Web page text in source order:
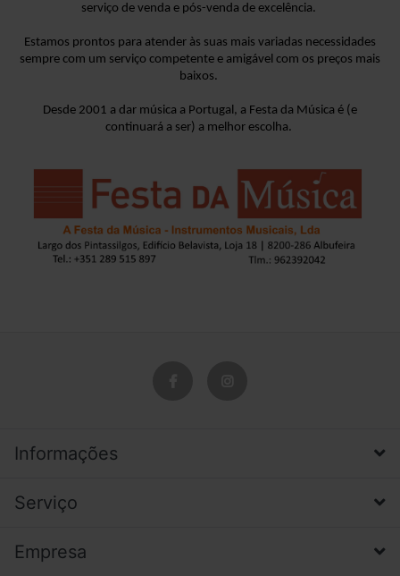
serviço de venda e pós-venda de excelência.
Estamos prontos para atender às suas mais variadas necessidades
sempre com um serviço competente e amigável com os preços mais
baixos.
Desde 2001 a dar música a Portugal, a Festa da Música é (e
continuará a ser) a melhor escolha.
Informações
Serviço
Empresa